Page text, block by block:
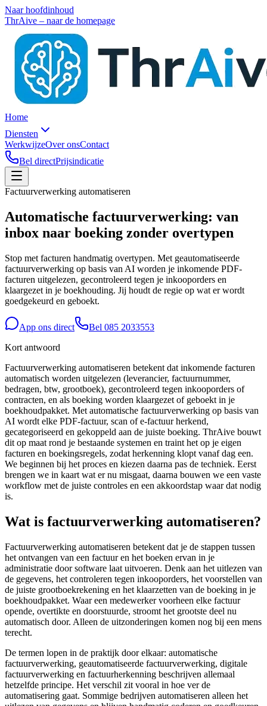
Naar hoofdinhoud
ThrAive – naar de homepage
Home
Diensten
WerkwijzeOver onsContact
Bel directPrijsindicatie
Factuurverwerking automatiseren
Automatische factuurverwerking: van
inbox naar boeking zonder overtypen
Stop met facturen handmatig overtypen. Met geautomatiseerde
factuurverwerking op basis van AI worden je inkomende PDF-
facturen uitgelezen, gecontroleerd tegen je inkooporders en
klaargezet in je boekhouding. Jij houdt de regie op wat er wordt
goedgekeurd en geboekt.
App ons direct Bel 085 2033553
Kort antwoord
Factuurverwerking automatiseren betekent dat inkomende facturen
automatisch worden uitgelezen (leverancier, factuurnummer,
bedragen, btw, grootboek), gecontroleerd tegen inkooporders of
contracten, en als boeking worden klaargezet of geboekt in je
boekhoudpakket. Met automatische factuurverwerking op basis van
AI wordt elke PDF-factuur, scan of e-factuur herkend,
gecategoriseerd en gekoppeld aan de juiste boeking. ThrAive bouwt
dit op maat rond je bestaande systemen en traint het op je eigen
facturen en boekingsregels, zodat herkenning klopt vanaf dag een.
We beginnen bij het proces en kiezen daarna pas de techniek. Eerst
brengen we in kaart wat er nu misgaat, daarna bouwen we een vaste
workflow met de juiste controles en een akkoordstap waar dat nodig
is.
Wat is factuurverwerking automatiseren?
Factuurverwerking automatiseren betekent dat je de stappen tussen
het ontvangen van een factuur en het boeken ervan in je
administratie door software laat uitvoeren. Denk aan het uitlezen van
de gegevens, het controleren tegen inkooporders, het voorstellen van
de juiste grootboekrekening en het klaarzetten van de boeking in je
boekhoudpakket. Waar een medewerker voorheen elke factuur
opende, overtikte en doorstuurde, stroomt het grootste deel nu
automatisch door. Alleen de uitzonderingen komen nog bij een mens
terecht.
De termen lopen in de praktijk door elkaar: automatische
factuurverwerking, geautomatiseerde factuurverwerking, digitale
factuurverwerking en factuurherkenning beschrijven allemaal
hetzelfde principe. Het verschil zit vooral in hoe ver de
automatisering gaat. Sommige bedrijven automatiseren alleen het